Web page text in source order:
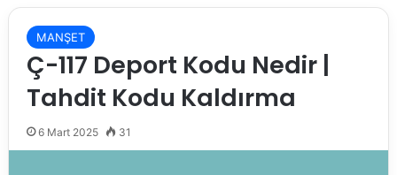
MANŞET
Ç-117 Deport Kodu Nedir |
Tahdit Kodu Kaldırma
6 Mart 2025 31